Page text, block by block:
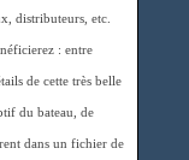
distributeurs, etc.
: entre
de cette très belle
du bateau, de
dans un fichier de